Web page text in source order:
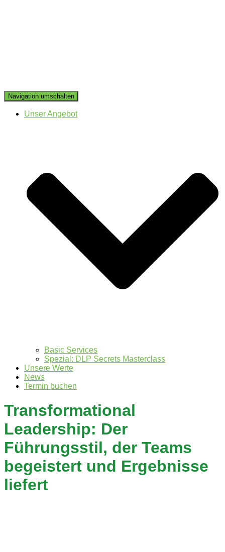
Navigation umschalten
Unser Angebot
Basic Services
Spezial: DLP Secrets Masterclass
Unsere Werte
News
Termin buchen
Transformational
Leadership: Der
Führungsstil, der Teams
begeistert und Ergebnisse
liefert